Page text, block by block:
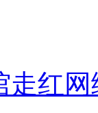
走红网